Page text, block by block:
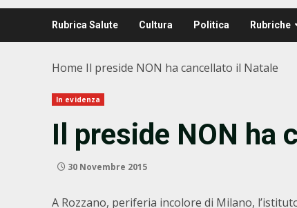
Rubrica Salute Cultura Politica Rubriche
Home Il preside NON ha cancellato il Natale
In evidenza
Il preside NON ha
30 Novembre 2015
A Rozzano, periferia incolore di Milano,